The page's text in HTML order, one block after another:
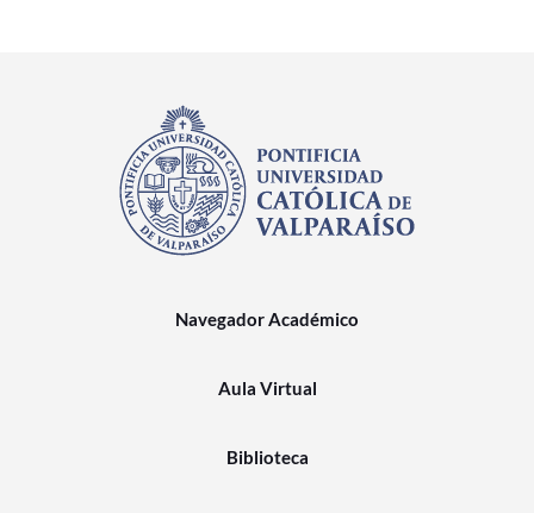
Navegador Académico
Aula Virtual
Biblioteca